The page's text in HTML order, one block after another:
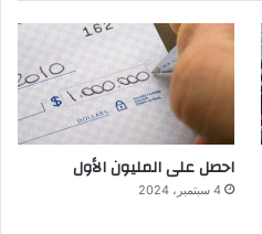
احصل على المليون الأول
4 سبتمبر، 2024